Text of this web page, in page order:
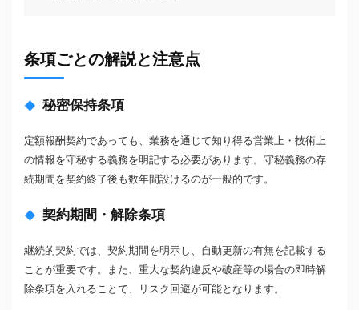
条項ごとの解説と注意点
秘密保持条項
定額報酬契約であっても、業務を通じて知り得る営業上・技術上
の情報を守秘する義務を明記する必要があります。守秘義務の存
続期間を契約終了後も数年間設けるのが一般的です。
契約期間・解除条項
継続的契約では、契約期間を明示し、自動更新の有無を記載する
ことが重要です。また、重大な契約違反や破産等の場合の即時解
除条項を入れることで、リスク回避が可能となります。